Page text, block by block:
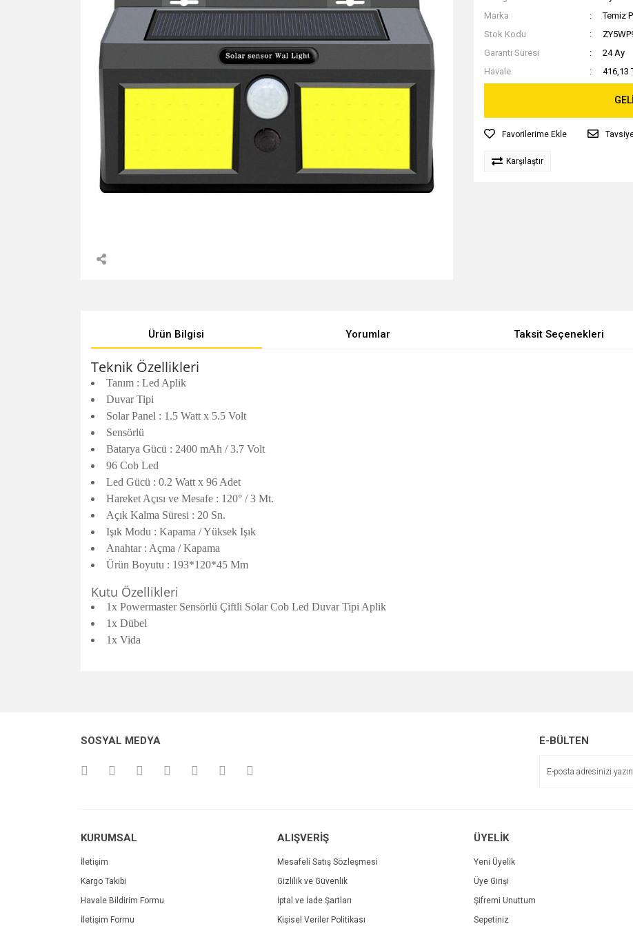
Marka
Temiz
Stok Kodu
Garanti Süresi
24 Ay
Havale
416,13
Karşılaştır
Ürün Bilgisi Yorumlar Taksit Seçenekleri
Teknik Özellikleri
Tanım : Led Aplik
Duvar Tipi
Solar Panel : 1.5 Watt x 5.5 Volt
Sensörlü
Batarya Gücü : 2400 mAh / 3.7 Volt
96 Cob Led
Led Gücü : 0.2 Watt x 96 Adet
Hareket Açısı ve Mesafe : 120° / 3 Mt.
Açık Kalma Süresi : 20 Sn.
Işık Modu : Kapama / Yüksek Işık
Anahtar : Açma / Kapama
Ürün Boyutu : 193*120*45 Mm
Kutu Özellikleri
1x Powermaster Sensörlü Çiftli Solar Cob Led Duvar Tipi Aplik
1x Dübel
1x Vida
Ürün açıklamasında eksik bilgiler bulunuyor.
SOSYAL MEDYA E-BÜLTEN
KURUMSAL
İletişim
Kargo Takibi
Havale Bildirim Formu
İletişim Formu
ALIŞVERİŞ
Mesafeli Satış Sözleşmesi
Gizlilik ve Güvenlik
İptal ve İade Şartları
Kişisel Veriler Politikası
ÜYELİK
Yeni Üyelik
Üye Girişi
Şifremi Unuttum
Sepetiniz